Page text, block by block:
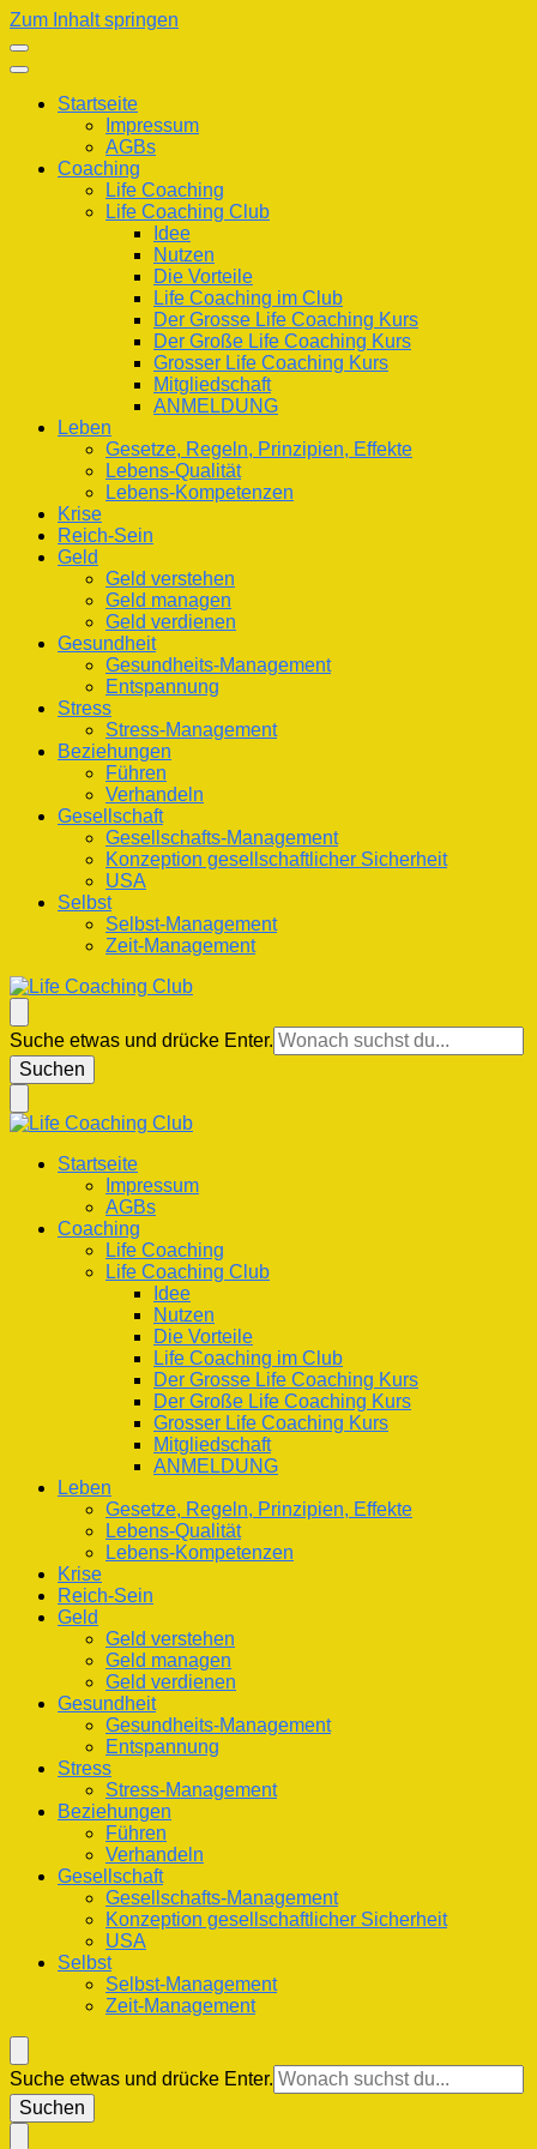
Zum Inhalt springen
Startseite
Impressum
AGBs
Coaching
Life Coaching
Life Coaching Club
Idee
Nutzen
Die Vorteile
Life Coaching im Club
Der Grosse Life Coaching Kurs
Der Große Life Coaching Kurs
Grosser Life Coaching Kurs
Mitgliedschaft
ANMELDUNG
Leben
Gesetze, Regeln, Prinzipien, Effekte
Lebens-Qualität
Lebens-Kompetenzen
Krise
Reich-Sein
Geld
Geld verstehen
Geld managen
Geld verdienen
Gesundheit
Gesundheits-Management
Entspannung
Stress
Stress-Management
Beziehungen
Führen
Verhandeln
Gesellschaft
Gesellschafts-Management
Konzeption gesellschaftlicher Sicherheit
USA
Selbst
Selbst-Management
Zeit-Management
Life Coaching Club
Für Deine Lebenskompetenz
Suchst
du
nach
Suche etwas und drücke Enter.
Life Coaching Club
Für Deine Lebenskompetenz
Startseite
Impressum
AGBs
Coaching
Life Coaching
Life Coaching Club
Idee
Nutzen
Die Vorteile
Life Coaching im Club
Der Grosse Life Coaching Kurs
Der Große Life Coaching Kurs
Grosser Life Coaching Kurs
Mitgliedschaft
ANMELDUNG
Leben
Gesetze, Regeln, Prinzipien, Effekte
Lebens-Qualität
Lebens-Kompetenzen
Krise
Reich-Sein
Geld
Geld verstehen
Geld managen
Geld verdienen
Gesundheit
Gesundheits-Management
Entspannung
Stress
Stress-Management
Beziehungen
Führen
Verhandeln
Gesellschaft
Gesellschafts-Management
Konzeption gesellschaftlicher Sicherheit
USA
Selbst
Selbst-Management
Zeit-Management
Suchst
du
nach
Suche etwas und drücke Enter.